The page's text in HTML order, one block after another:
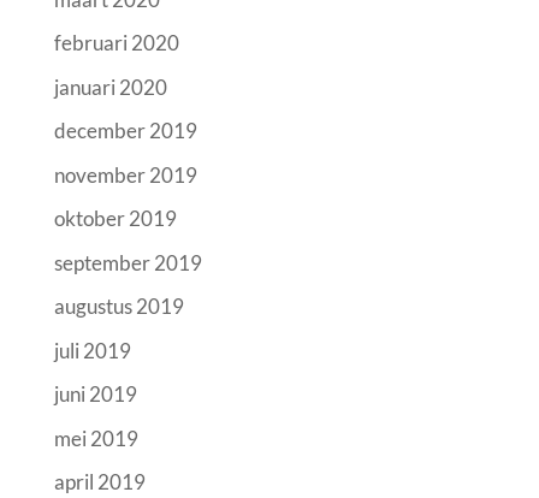
februari 2020
januari 2020
december 2019
november 2019
oktober 2019
september 2019
augustus 2019
juli 2019
juni 2019
mei 2019
april 2019